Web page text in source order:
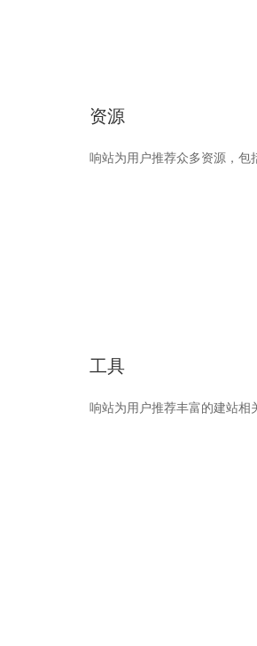
资源
响站为用户推荐众多资源，包
工具
响站为用户推荐丰富的建站相